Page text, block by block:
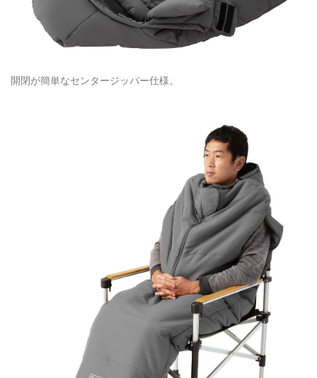
開閉が簡単なセンタージッパー仕様。